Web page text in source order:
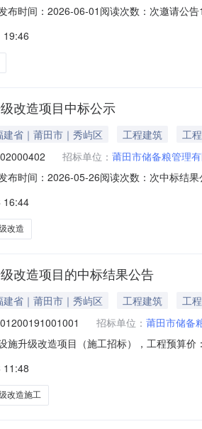
布时间：2026-06-01阅读次数：次邀请公
发展有限公司、商祺建工集团有限公司、
23万元；2.
19:46
改造项目中标公示
建省｜莆田市｜秀屿区 工程建筑
工程
招标单位： 莆田市储备粮管理
布时间：2026-05-26阅读次数：次中标结
）资格评审结果合格项目班子配备评审
16:44
改造
改造项目的中标结果公告
建省｜莆田市｜秀屿区 工程建筑
工程
招标单位： 莆田市储备
施升级改造项目（施工招标），工程预算
(元)低价风险金(元)施工工期（日历天）工
11:48
改造施工